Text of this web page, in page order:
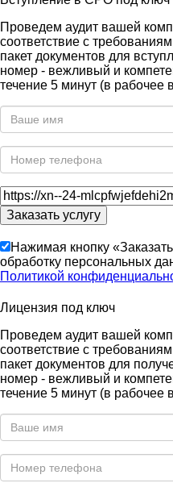
Проведем аудит вашей
соответствие с
пакет документов для
номер - вежливый и
течение 5 минут (в рабочее
Нажимая кнопку
обработку персональных
Политикой
Лицензия под ключ
Проведем аудит вашей
соответствие с
пакет документов для
номер - вежливый и
течение 5 минут (в рабочее